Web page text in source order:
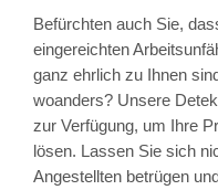
Befürchten auch Sie,
eingereichten
ganz ehrlich zu Ihnen
woanders? Unsere
zur Verfügung, um Ihre
lösen. Lassen Sie sich
Angestellten betrügen